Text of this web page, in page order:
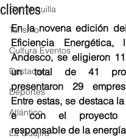
Barranquilla
Turismo
Cultura Eventos
Destacar
Deportes
Atlántico
La Guajira
clientes
En la novena edición
Eficiencia Energética,
Andesco, se eligieron
un total de 41
presentaron 29
Entre estas, se destaca
e con el proyecto
responsable de la